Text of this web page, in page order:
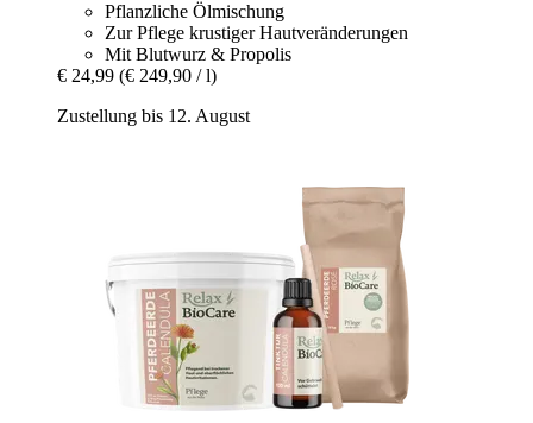
Pflanzliche Ölmischung
Zur Pflege krustiger Hautveränderungen
Mit Blutwurz & Propolis
€ 24,99 (€ 249,90 / l)
Zustellung bis 12. August